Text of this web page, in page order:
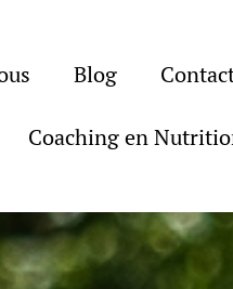
Blog
Coaching en